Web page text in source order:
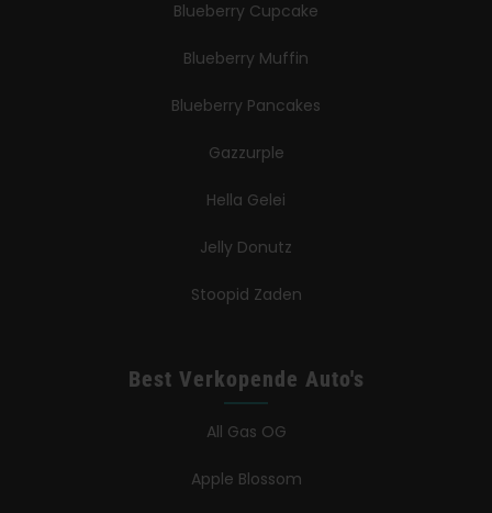
Blueberry Cupcake
Blueberry Muffin
Blueberry Pancakes
Gazzurple
Hella Gelei
Jelly Donutz
Stoopid Zaden
Best Verkopende Auto's
All Gas OG
Apple Blossom